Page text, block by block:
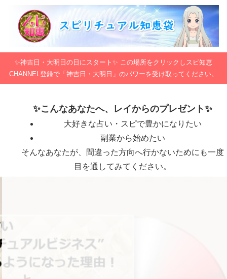
✨神吉日・大明日の日にスタート✨ この場所をクリックしスピ知恵
CHANNEL登録で「神吉日・大明日」のパワーを受け取ってください。
✨こんなあなたへ、レイからのプレゼント✨
大好きな占い・スピで豊かになりたい
副業から始めたい
そんなあなたが、間違った方向へ行かないためにも一度
目を通してみてください。